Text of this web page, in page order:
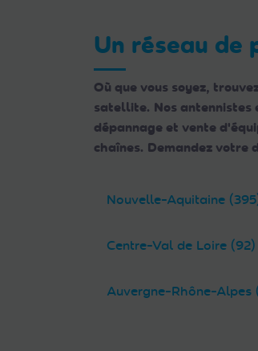
Un réseau de
Où que vous soyez,
satellite. Nos antennistes
dépannage et vente
chaînes. Demandez votre
Nouvelle-Aquitaine
Centre-Val de Loire (92)
Auvergne-Rhône-Alpes